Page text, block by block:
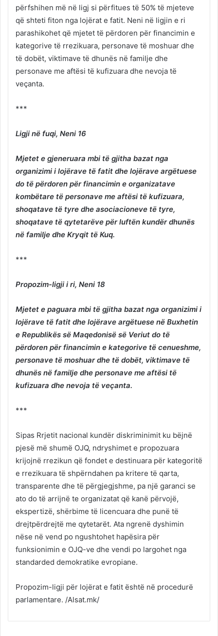
përfshihen më në ligj si përfitues të 50% të mjeteve
që shteti fiton nga lojërat e fatit. Neni në ligjin e ri
parashikohet që mjetet të përdoren për financimin e
kategorive të rrezikuara, personave të moshuar dhe
të dobët, viktimave të dhunës në familje dhe
personave me aftësi të kufizuara dhe nevoja të
veçanta.
***
Ligji në fuqi, Neni 16
Mjetet e gjeneruara mbi të gjitha bazat nga
organizimi i lojërave të fatit dhe lojërave argëtuese
do të përdoren për financimin e organizatave
kombëtare të personave me aftësi të kufizuara,
shoqatave të tyre dhe asociacioneve të tyre,
shoqatave të qytetarëve për luftën kundër dhunës
në familje dhe Kryqit të Kuq.
***
Propozim-ligji i ri, Neni 18
Mjetet e paguara mbi të gjitha bazat nga organizimi i
lojërave të fatit dhe lojërave argëtuese në Buxhetin
e Republikës së Maqedonisë së Veriut do të
përdoren për financimin e kategorive të cenueshme,
personave të moshuar dhe të dobët, viktimave të
dhunës në familje dhe personave me aftësi të
kufizuara dhe nevoja të veçanta.
***
Sipas Rrjetit nacional kundër diskriminimit ku bëjnë
pjesë më shumë OJQ, ndryshimet e propozuara
krijojnë rrezikun që fondet e destinuara për kategoritë
e rrezikuara të shpërndahen pa kritere të qarta,
transparente dhe të përgjegjshme, pa një garanci se
ato do të arrijnë te organizatat që kanë përvojë,
ekspertizë, shërbime të licencuara dhe punë të
drejtpërdrejtë me qytetarët. Ata ngrenë dyshimin
nëse në vend po ngushtohet hapësira për
funksionimin e OJQ-ve dhe vendi po largohet nga
standarded demokratike evropiane.
Propozim-ligji për lojërat e fatit është në procedurë
parlamentare. /Alsat.mk/